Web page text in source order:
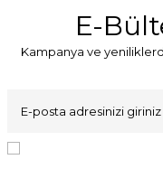
E-
Kampanya ve